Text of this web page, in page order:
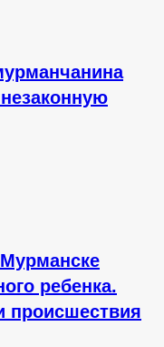
ребенка.
происшествия